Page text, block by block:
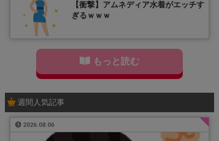
【衝撃】アムネディア水着がエッチす
ぎるｗｗｗ
もっと読む
週間人気記事
2026.08.06